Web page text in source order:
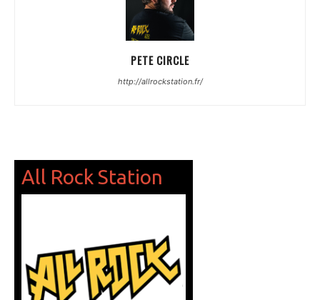
PETE CIRCLE
http://allrockstation.fr/